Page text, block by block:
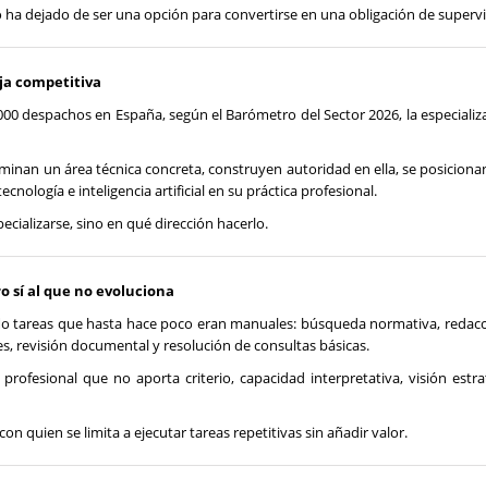
dejado de ser una opción para convertirse en una obligación de
competitiva
despachos en España, según el Barómetro del Sector 2026, la
un área técnica concreta, construyen autoridad en ella, se
e inteligencia artificial en su práctica profesional.
sino en qué dirección hacerlo.
sí al que no evoluciona
tareas que hasta hace poco eran manuales: búsqueda normativa,
revisión documental y resolución de consultas básicas.
que no aporta criterio, capacidad interpretativa, visión
quien se limita a ejecutar tareas repetitivas sin añadir valor.